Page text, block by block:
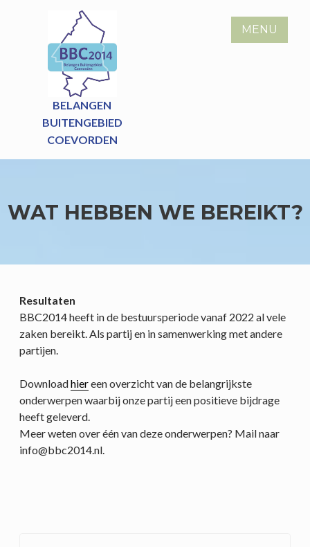
BELANGEN
BUITENGEBIED
COEVORDEN
MENU
WAT HEBBEN WE BEREIKT?
Resultaten
BBC2014 heeft in de bestuursperiode vanaf 2022 al vele
zaken bereikt. Als partij en in samenwerking met andere
partijen.
Downloadhiereen overzicht van de belangrijkste
onderwerpen waarbij onze partij een positieve bijdrage
heeft geleverd.
Meer weten over één van deze onderwerpen? Mail naar
info@bbc2014.nl.